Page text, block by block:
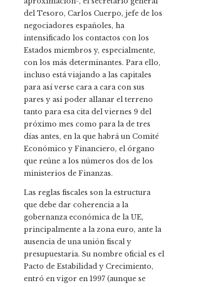
del Tesoro, Carlos Cuerpo, jefe de los
negociadores españoles, ha
intensificado los contactos con los
Estados miembros y, especialmente,
con los más determinantes. Para ello,
incluso está viajando a las capitales
para así verse cara a cara con sus
pares y así poder allanar el terreno
tanto para esa cita del viernes 9 del
próximo mes como para la de tres
días antes, en la que habrá un Comité
Económico y Financiero, el órgano
que reúne a los números dos de los
ministerios de Finanzas.
Las reglas fiscales son la estructura
que debe dar coherencia a la
gobernanza económica de la UE,
principalmente a la zona euro, ante la
ausencia de una unión fiscal y
presupuestaria. Su nombre oficial es el
Pacto de Estabilidad y Crecimiento,
entró en vigor en 1997 (aunque se